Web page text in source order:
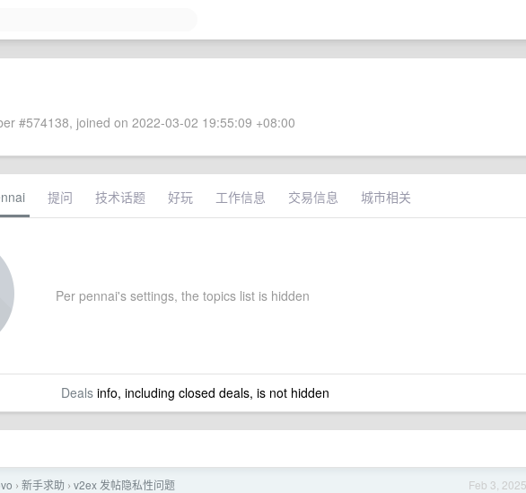
#574138, joined on 2022-03-02 19:55:09 +08:00
提问 技术话题 好玩 工作信息 交易信息 城市相关
Per pennai's settings, the topics list is hidden
Dealsinfo, including closed deals, is not hidden
Feb 3, 2025
› 新手求助 › v2ex 发帖隐私性问题